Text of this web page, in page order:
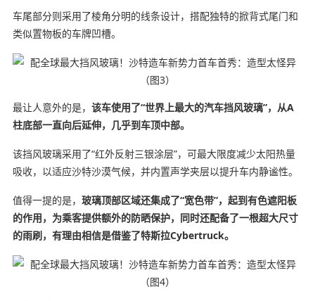
车尾部分则采用了棱角分明的线条设计，搭配独特的掀背式尾门和
类似置物板的车牌凹槽。
最让人意外的是， 该车使用了“世界上最大的汽车挡风玻璃”，从A
柱底部一直向后延伸，几乎到车顶中部。
该挡风玻璃采用了“红外反射三银涂层”，可最大限度减少太阳热量
吸收，以适应沙特沙漠气候，并内置声学夹层以提升车内静谧性。
值得一提的是， 玻璃顶部区域还集成了“宽色带”，起到有色遮阳板
的作用，为乘客提供额外的防晒保护，同时还配备了一根超大尺寸
的雨刷，有理由相信是借鉴了特斯拉Cybertruck。